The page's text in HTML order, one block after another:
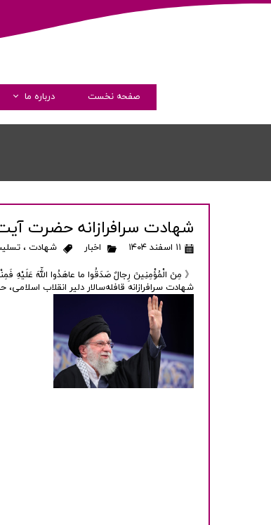
صفحه نخست درباره ما
شهادت سرافرازانه حضرت
۱۱ اسفند ۱۴۰۴ اخبار شهادت ،
《 مِنَ الْمُؤْمِنِینَ رِجالٌ صَدَقُوا ما عاهَدُوا اللّهَ عَلَیْهِ
شهادت سرافرازانه قافله‌سالار دلیر انقلاب